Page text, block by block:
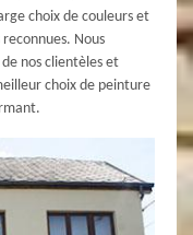
choix de couleurs et
Nous
nos clientèles et
choix de peinture